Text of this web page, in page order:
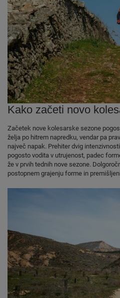
Kako začeti novo
Začetek nove kolesarske sezone
želja po hitrem napredku, vendar pa
največ napak. Prehiter dvig
pogosto vodita v utrujenost, padec
že v prvih tednih nove sezone.
postopnem grajenju forme in